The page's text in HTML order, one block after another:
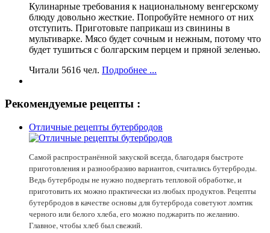
Кулинарные требования к национальному венгерскому
блюду довольно жесткие. Попробуйте немного от них
отступить. Приготовьте паприкаш из свинины в
мультиварке. Мясо будет сочным и нежным, потому что
будет тушиться с болгарским перцем и пряной зеленью.
Читали 5616 чел. Подробнее ...
Рекомендуемые рецепты :
Отличные рецепты бутербродов
Самой распространённой закуской всегда, благодаря быстроте
приготовления и разнообразию вариантов, считались бутерброды.
Ведь бутерброды не нужно подвергать тепловой обработке, и
приготовить их можно практически из любых продуктов. Рецепты
бутербродов в качестве основы для бутерброда советуют ломтик
черного или белого хлеба, его можно поджарить по желанию.
Главное, чтобы хлеб был свежий.